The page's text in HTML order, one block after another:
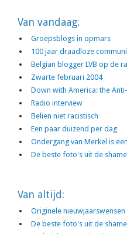
Van vandaag:
Groepsblogs in opmars
100 jaar draadloze
Belgian blogger LVB op de
Zwarte februari 2004
Down with America: the
Radio interview
Belien niet racistisch
Een paar duizend per dag
Ondergang van Merkel is
De beste foto's uit de
Van altijd:
Originele nieuwjaarswensen
De beste foto's uit de